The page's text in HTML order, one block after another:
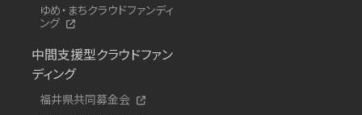
ゆめ・まちクラウドファンディ
ング
中間支援型クラウドファン
ディング
福井県共同募金会